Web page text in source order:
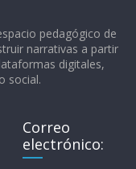
pedagógico de
narrativas a partir
digitales,
social.
Correo
electrónico: